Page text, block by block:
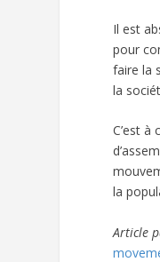
Il est
pour
faire la
la
C’est à
la
Article